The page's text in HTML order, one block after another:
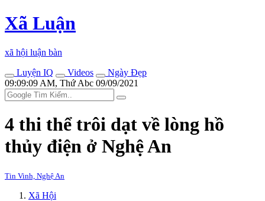
Xã Luận
xã hội luận bàn
Luyện IQ
Videos
Ngày Đẹp
09:09:09 AM, Thứ Abc 09/09/2021
4 th‌i th‌ể trôi dạt về lòng hồ
thủy điện ở Nghệ An
Tin Vinh, Nghệ An
Xã Hội